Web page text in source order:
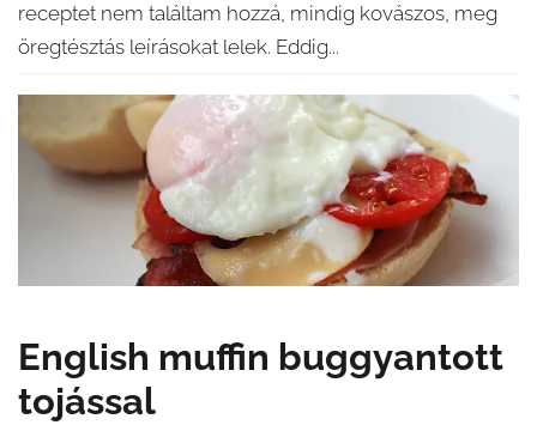
receptet nem találtam hozzá, mindig kovászos, meg
öregtésztás leírásokat lelek. Eddig...
English muffin buggyantott
tojással